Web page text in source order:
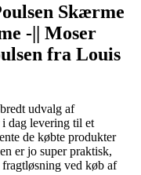
Skærme
-|| Moser
fra Louis
udvalg af
dag levering til et
de købte produkter
er jo super praktisk,
ved køb af